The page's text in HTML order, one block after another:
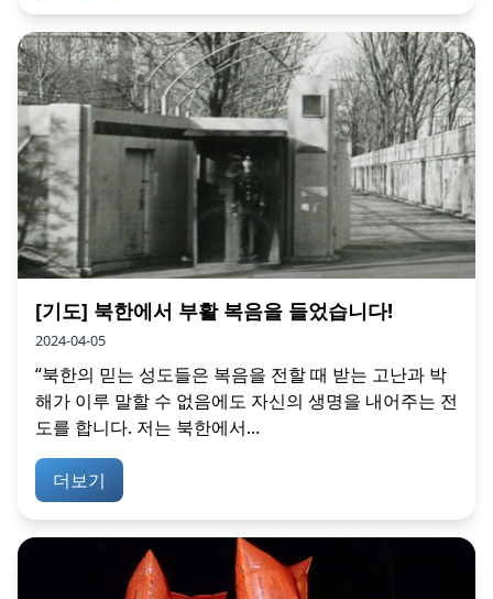
[기도] 북한에서 부활 복음을 들었습니다!
2024-04-05
“북한의 믿는 성도들은 복음을 전할 때 받는 고난과 박
해가 이루 말할 수 없음에도 자신의 생명을 내어주는 전
도를 합니다. 저는 북한에서...
더보기